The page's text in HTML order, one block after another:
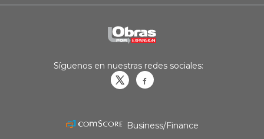
Síguenos en nuestras redes sociales:
Business/Finance